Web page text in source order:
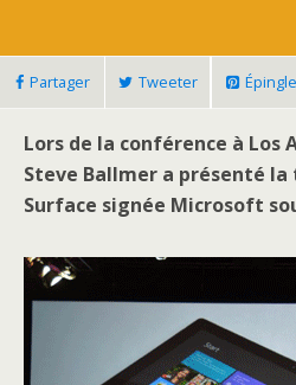
Partager Tweeter
Lors de la conférence à Los
Steve Ballmer a présenté
Surface signée Microsoft